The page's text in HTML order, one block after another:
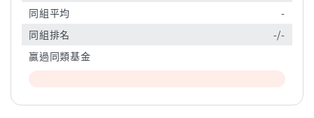
同組平均
-
同組排名
-/-
贏過同類基金